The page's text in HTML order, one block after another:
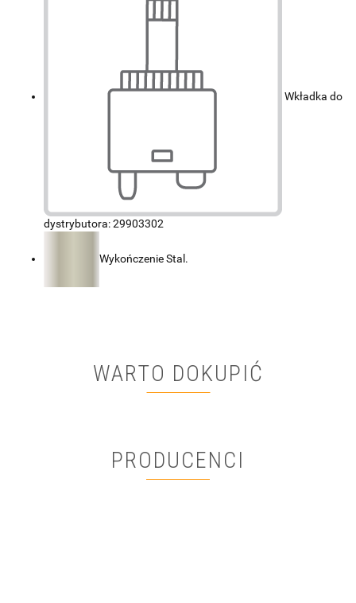
Wkładka do
dystrybutora: 29903302
Wykończenie Stal.
WARTO DOKUPIĆ
PRODUCENCI